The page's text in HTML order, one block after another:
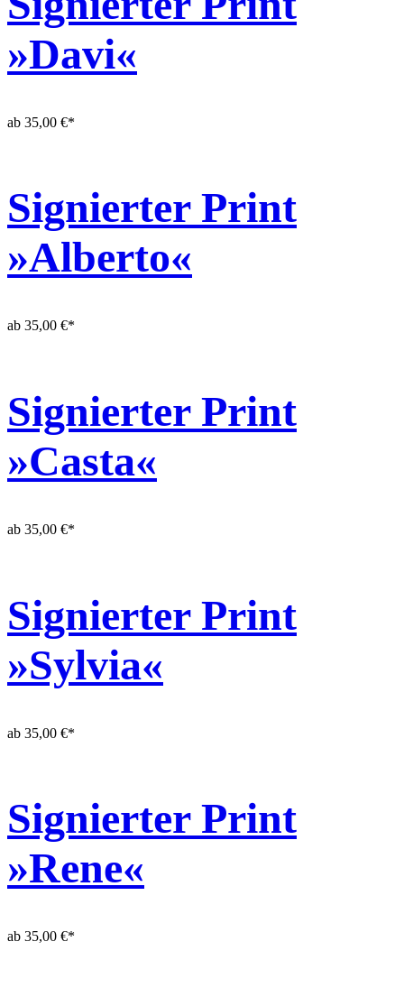
»Davi«
ab 35,00 €*
Signierter Print
»Alberto«
ab 35,00 €*
Signierter Print
»Casta«
ab 35,00 €*
Signierter Print
»Sylvia«
ab 35,00 €*
Signierter Print
»Rene«
ab 35,00 €*